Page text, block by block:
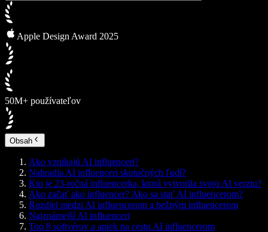
Apple Design Award 2025
50M+ používateľov
Obsah
Ako vznikajú AI influenceri?
Nahradia AI influenceri skutočných ľudí?
Kto je 23-ročná influencerka, ktorá vytvorila svoju AI verziu?
Ako začať ako influencer? Ako sa stať AI influencerom?
Rozdiel medzi AI influencerom a bežným influencerom
Najznámejší AI influenceri
Top 8 softvérov a apiek na cestu AI influencerom